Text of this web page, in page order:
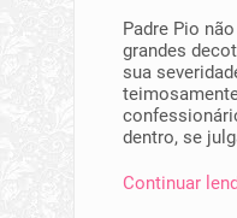
Padre Pio
grandes
sua
dentro, se
Continuar